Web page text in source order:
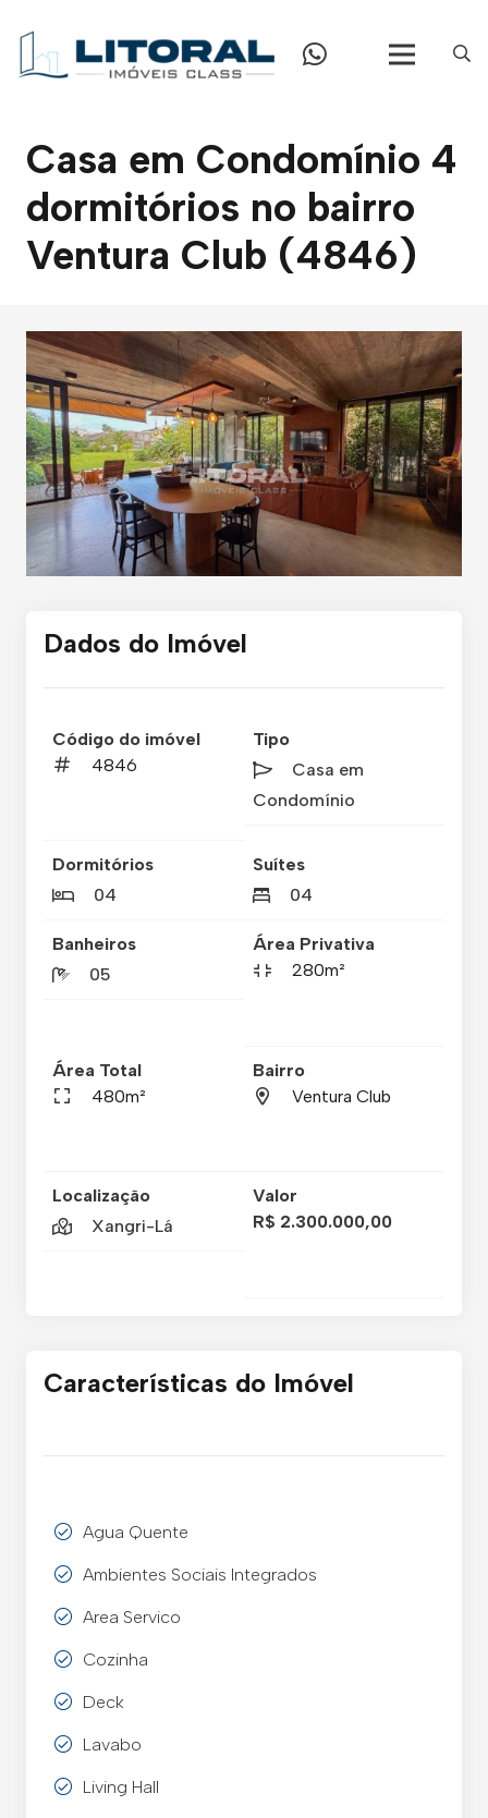
Casa em Condomínio 4
dormitórios no bairro
Ventura Club (4846)
Dados do Imóvel
Código do imóvel
4846
Tipo
Casa em
Condomínio
Dormitórios
04
Suítes
04
Banheiros
05
Área Privativa
280m²
Área Total
480m²
Bairro
Ventura Club
Localização
Xangri-Lá
Valor
R$ 2.300.000,00
Características do Imóvel
Agua Quente
Ambientes Sociais Integrados
Area Servico
Cozinha
Deck
Lavabo
Living Hall